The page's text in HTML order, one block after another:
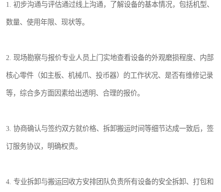
1. 初步沟通与评估通过线上沟通，了解设备的基本情况，包括机型、
数量、使用年限、现状等。
2. 现场勘察与报价专业人员上门实地查看设备的外观磨损程度、内部
核心零件（如主板、机械爪、投币器）的工作状况、是否有维修记录
等，综合多方面因素给出透明、合理的报价。
3. 协商确认与签约双方就价格、拆卸搬运时间等细节达成一致后，签
订服务协议，明确权责。
4. 专业拆卸与搬运回收方安排团队负责所有设备的安全拆卸、打包和